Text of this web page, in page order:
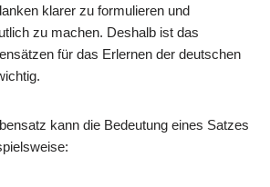
klarer zu formulieren und
zu machen. Deshalb ist das
für das Erlernen der deutschen
kann die Bedeutung eines Satzes